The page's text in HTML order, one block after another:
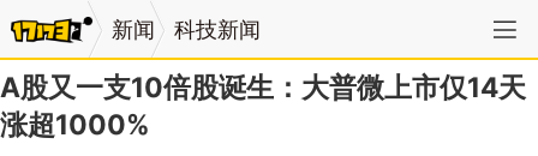
新闻 科技新闻
A股又一支10倍股诞生：大普微上市仅14天
涨超1000%